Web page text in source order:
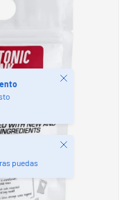
DEL PRODUCTO
Cerrar
puedas
Cerrar